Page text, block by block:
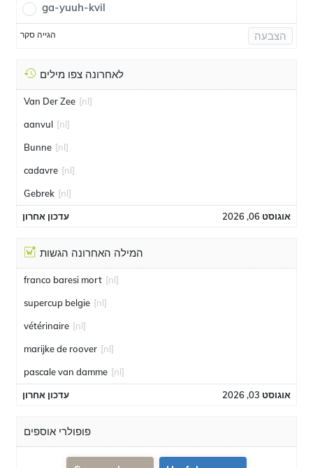
ga-yuuh-kvil
הגייה סקר הצבעה
לאחרונה צפו מילים
Van Der Zee [nl]
aanvul [nl]
Bunne [nl]
cadavre [nl]
Gebrek [nl]
עדכון אחרון אוגוסט 06, 2026
המילה האחרונה הגשות
franco baresi mort [nl]
supercup belgie [nl]
vétérinaire [nl]
marijke de roover [nl]
pascale van damme [nl]
עדכון אחרון אוגוסט 03, 2026
פופולרי אוספים